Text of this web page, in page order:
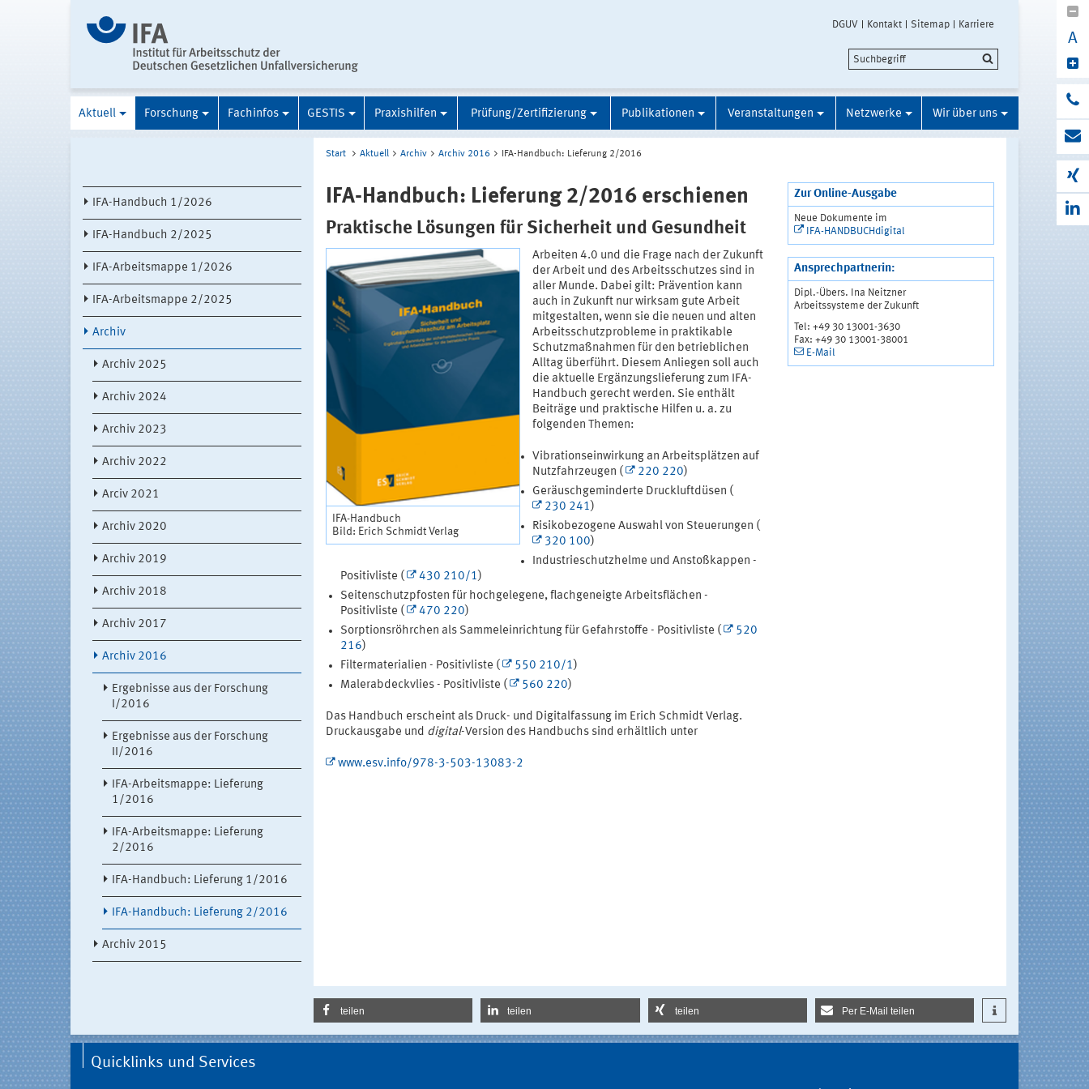
DGUV Kontakt Sitemap Karriere
A
Aktuell Forschung Fachinfos GESTIS Praxishilfen Prüfung/Zertifizierung Publikationen Veranstaltungen Netzwerke Wir über uns
IFA-Handbuch 1/2026
IFA-Handbuch 2/2025
IFA-Arbeitsmappe 1/2026
IFA-Arbeitsmappe 2/2025
Archiv
Archiv 2025
Archiv 2024
Archiv 2023
Archiv 2022
Arciv 2021
Archiv 2020
Archiv 2019
Archiv 2018
Archiv 2017
Archiv 2016
Ergebnisse aus der Forschung
I/2016
Ergebnisse aus der Forschung
II/2016
IFA-Arbeitsmappe: Lieferung
1/2016
IFA-Arbeitsmappe: Lieferung
2/2016
IFA-Handbuch: Lieferung 1/2016
IFA-Handbuch: Lieferung 2/2016
Archiv 2015
Start Aktuell Archiv Archiv 2016 IFA-Handbuch: Lieferung 2/2016
IFA-Handbuch: Lieferung 2/2016 erschienen
Praktische Lösungen für Sicherheit und Gesundheit
IFA-Handbuch
Bild: Erich Schmidt Verlag
Arbeiten 4.0 und die Frage nach der Zukunft
der Arbeit und des Arbeitsschutzes sind in
aller Munde. Dabei gilt: Prävention kann
auch in Zukunft nur wirksam gute Arbeit
mitgestalten, wenn sie die neuen und alten
Arbeitsschutzprobleme in praktikable
Schutzmaßnahmen für den betrieblichen
Alltag überführt. Diesem Anliegen soll auch
die aktuelle Ergänzungslieferung zum IFA-
Handbuch gerecht werden. Sie enthält
Beiträge und praktische Hilfen u. a. zu
folgenden Themen:
Vibrationseinwirkung an Arbeitsplätzen auf
Nutzfahrzeugen (
220 220)
Geräuschgeminderte Druckluftdüsen (
230 241)
Risikobezogene Auswahl von Steuerungen (
320 100)
Industrieschutzhelme und Anstoßkappen -
Positivliste (
430 210/1)
Seitenschutzpfosten für hochgelegene, flachgeneigte Arbeitsflächen -
Positivliste (
470 220)
Sorptionsröhrchen als Sammeleinrichtung für Gefahrstoffe - Positivliste (
520
216)
Filtermaterialien - Positivliste (
550 210/1)
Malerabdeckvlies - Positivliste (
560 220)
Das Handbuch erscheint als Druck- und Digitalfassung im Erich Schmidt Verlag.
Druckausgabe und digital-Version des Handbuchs sind erhältlich unter
www.esv.info/978-3-503-13083-2
Zur Online-Ausgabe
Neue Dokumente im
IFA-HANDBUCHdigital
Ansprechpartnerin:
Dipl.-Übers. Ina Neitzner
Arbeitssysteme der Zukunft
Tel: +49 30 13001-3630
Fax: +49 30 13001-38001
E-Mail
teilen teilen teilen Per E-Mail teilen
Quicklinks und Services